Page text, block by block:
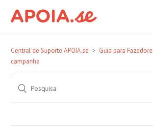
Central de Suporte APOIA.se Guia para
campanha